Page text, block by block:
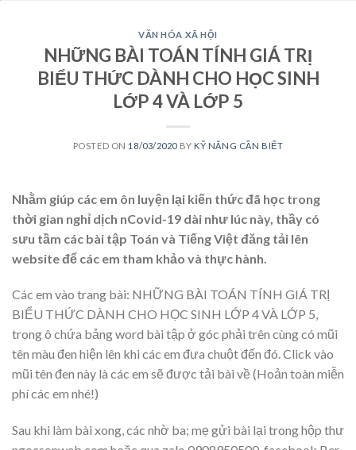
VĂN HÓA XÃ HỘI
NHỮNG BÀI TOÁN TÍNH GIÁ TRỊ
BIỂU THỨC DÀNH CHO HỌC SINH
LỚP 4 VÀ LỚP 5
POSTED ON 18/03/2020 BY KỸ NĂNG CẦN BIẾT
Nhằm giúp các em ôn luyện lại kiến thức đã học trong
thời gian nghỉ dịch nCovid-19 dài như lúc này, thầy có
sưu tầm các bài tập Toán và Tiếng Việt đăng tải lên
website để các em tham khảo và thực hành.
Các em vào trang bài: NHỮNG BÀI TOÁN TÍNH GIÁ TRỊ
BIỂU THỨC DÀNH CHO HỌC SINH LỚP 4 VÀ LỚP 5,
trong ô chứa bảng word bài tập ở góc phải trên cùng có mũi
tên màu đen hiện lên khi các em đưa chuột đến đó. Click vào
mũi tên đen này là các em sẽ được tải bài về (Hoản toàn miễn
phí các em nhé!)
Sau khi làm bài xong, các nhờ ba; mẹ gửi bài lại trong hộp thư